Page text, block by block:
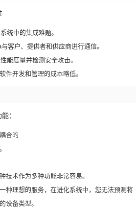
统中的集成难题。
客户、提供者和供应商进行通信。
能度量并检测安全攻击。
件开发和管理的成本略低。
：
合的
技术作为多种功能非常容易。
种理想的服务，在进化系统中，您无法预测将
设备类型。